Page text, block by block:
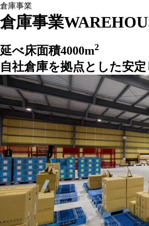
倉庫事業
倉庫事業
延べ床面積4000m2
自社倉庫を拠点とした安定